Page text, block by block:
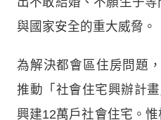
與國家安全的重大威脅。
為解決都會區住房問題
推動「社會住宅興辦計
興建12萬戶社會住宅。